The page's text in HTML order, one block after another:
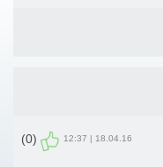
18.04.16 | 12:37
(0)